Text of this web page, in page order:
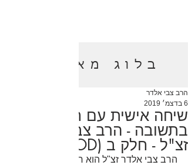
בלוג מאמרים
שיחה אישית עם חוזר
בתשובה - הרב צבי אלדר
זצ"ל - חלק ב (VOD)
הרב צבי אלדר
6 בדצמ׳ 2019
הרב צבי אלדר זצ"ל הוא חוזר בתשובה,